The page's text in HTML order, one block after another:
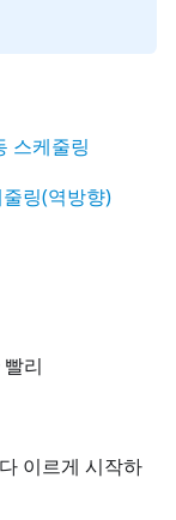
스케줄링
링(역방향)
리
이르게 시작하